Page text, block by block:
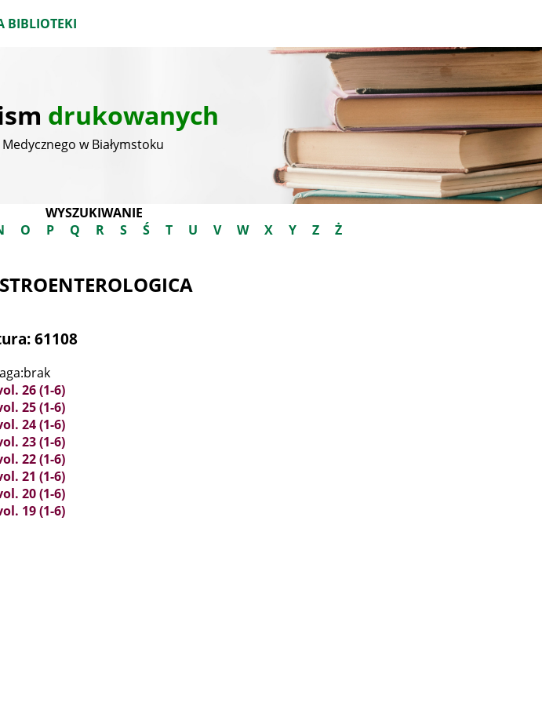
BIBLIOTEKI
drukowanych
w Białymstoku
WYSZUKIWANIE
O P Q R S Ś T U V W X Y Z Ż
61108
26 (1-6)
25 (1-6)
24 (1-6)
23 (1-6)
22 (1-6)
21 (1-6)
20 (1-6)
19 (1-6)